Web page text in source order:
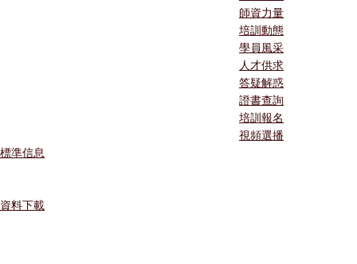
師資力量
培訓動態
學員風采
人才供求
答疑解惑
證書查詢
培訓報名
視頻選播
標準信息
資料下載